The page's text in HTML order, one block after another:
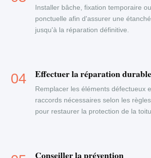
Installer bâche, fixation temporaire
ponctuelle afin d'assurer une
jusqu'à la réparation définitive.
Effectuer la réparation durable
Remplacer les éléments défectueux
raccords nécessaires selon les
pour restaurer la protection de la
Conseiller la prévention